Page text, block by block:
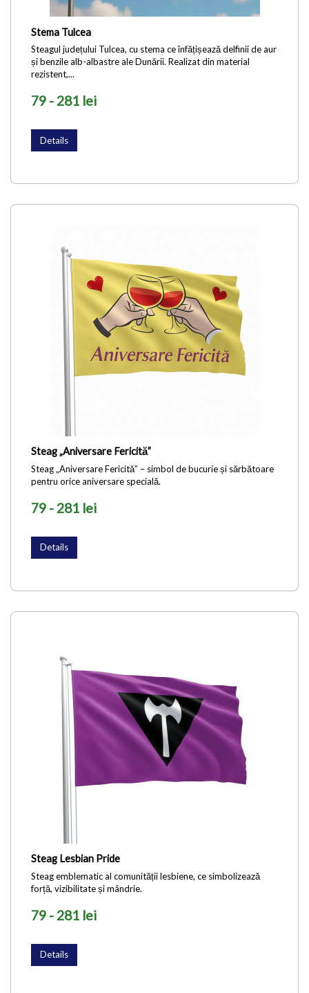
Stema Tulcea
Steagul județului Tulcea, cu stema ce înfățișează delfinii de aur
și benzile alb-albastre ale Dunării. Realizat din material
rezistent,...
79 - 281 lei
Details
Steag „Aniversare Fericită”
Steag „Aniversare Fericită” – simbol de bucurie și sărbătoare
pentru orice aniversare specială.
79 - 281 lei
Details
Steag Lesbian Pride
Steag emblematic al comunității lesbiene, ce simbolizează
forță, vizibilitate și mândrie.
79 - 281 lei
Details